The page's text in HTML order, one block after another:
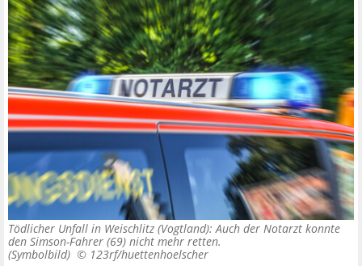
Tödlicher Unfall in Weischlitz (Vogtland): Auch der Notarzt konnte
den Simson-Fahrer (69) nicht mehr retten.
(Symbolbild) © 123rf/huettenhoelscher